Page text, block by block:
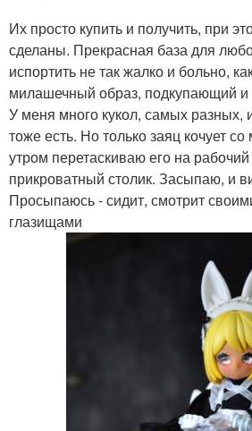
Их просто купить и получить, при
сделаны. Прекрасная база для
испортить не так жалко и больно,
милашечный образ, подкупающий
У меня много кукол, самых разных,
тоже есть. Но только заяц кочует
утром перетаскиваю его на
прикроватный столик. Засыпаю, и
Просыпаюсь - сидит, смотрит
глазищами